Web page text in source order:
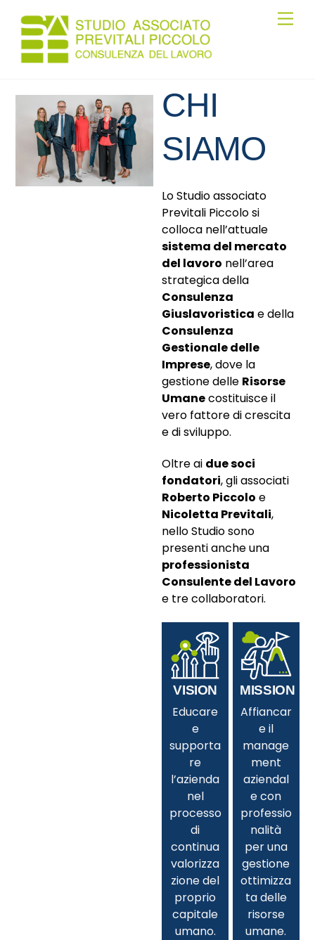
content
CHI
SIAMO
Lo Studio associato
Previtali Piccolo si
colloca nell’attuale
sistema del mercato
del lavoro nell’area
strategica della
Consulenza
Giuslavoristica e della
Consulenza
Gestionale delle
Imprese, dove la
gestione delle Risorse
Umanecostituisce il
vero fattore di crescita
e di sviluppo.
Oltre ai due soci
fondatori, gli associati
Roberto Piccolo e
Nicoletta Previtali,
nello Studio sono
presenti anche una
professionista
Consulente del Lavoro
e tre collaboratori.
VISION
Educare
e
supporta
re
l’azienda
nel
processo
di
continua
valorizza
zione del
proprio
capitale
umano.
MISSION
Affiancar
e il
manage
ment
aziendal
e con
professio
nalità
per una
gestione
ottimizza
ta delle
risorse
umane.